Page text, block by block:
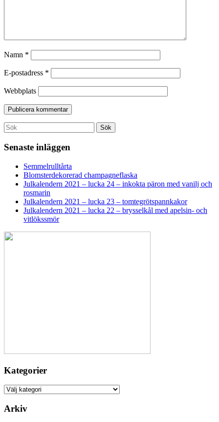
Namn *
E-postadress *
Webbplats
Search
for:
Sök
Senaste inläggen
Semmelrulltårta
Blomsterdekorerad champagneflaska
Julkalendern 2021 – lucka 24 – inkokta päron med vanilj och
rosmarin
Julkalendern 2021 – lucka 23 – tomtegrötspannkakor
Julkalendern 2021 – lucka 22 – brysselkål med apelsin- och
vitlökssmör
Kategorier
Kategorier
Arkiv